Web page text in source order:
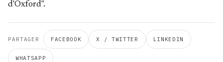
d'Oxford".
PARTAGER FACEBOOK X / TWITTER LINKEDIN
WHATSAPP